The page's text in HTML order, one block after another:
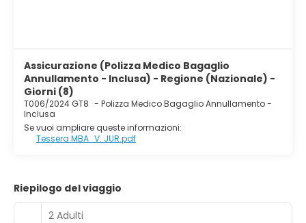
Assicurazione (Polizza Medico Bagaglio
Annullamento - Inclusa) - Regione (Nazionale) -
Giorni (8)
T006/2024 GT8 - Polizza Medico Bagaglio Annullamento -
Inclusa
Se vuoi ampliare queste informazioni:
Tessera MBA_V. JUR.pdf
Riepilogo del viaggio
2 Adulti